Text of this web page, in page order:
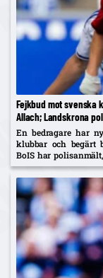
Fejkbud mot svenska
Allach; Landskrona
En bedragare har
klubbar och begärt
BoIS har
Spendler innan